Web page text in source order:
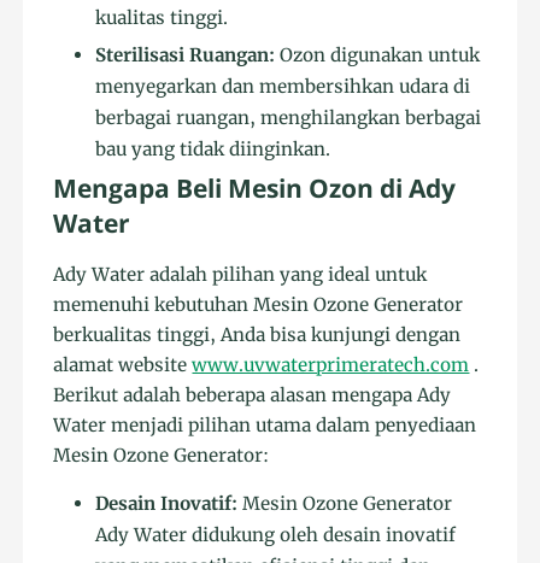
kualitas tinggi.
Sterilisasi Ruangan: Ozon digunakan untuk
menyegarkan dan membersihkan udara di
berbagai ruangan, menghilangkan berbagai
bau yang tidak diinginkan.
Mengapa Beli Mesin Ozon di Ady
Water
Ady Water adalah pilihan yang ideal untuk
memenuhi kebutuhan Mesin Ozone Generator
berkualitas tinggi, Anda bisa kunjungi dengan
alamat websitewww.uvwaterprimeratech.com .
Berikut adalah beberapa alasan mengapa Ady
Water menjadi pilihan utama dalam penyediaan
Mesin Ozone Generator:
Desain Inovatif: Mesin Ozone Generator
Ady Water didukung oleh desain inovatif